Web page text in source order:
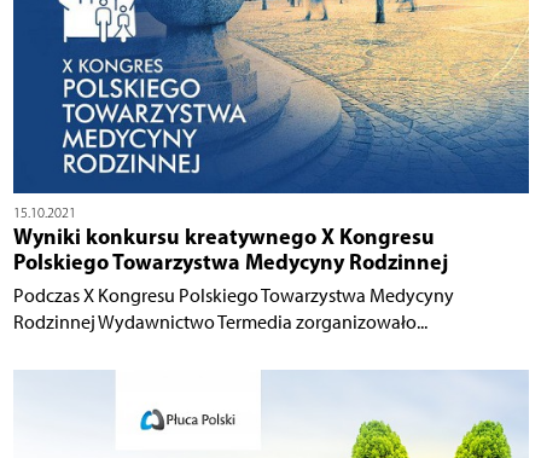
15.10.2021
Wyniki konkursu kreatywnego X Kongresu
Polskiego Towarzystwa Medycyny Rodzinnej
Podczas X Kongresu Polskiego Towarzystwa Medycyny
Rodzinnej Wydawnictwo Termedia zorganizowało...